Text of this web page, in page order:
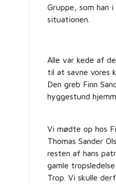
Gruppe, som
situationen.
Alle var kede af
til at savne vores
Den greb Finn
hyggestund
Vi mødte op hos
Thomas Sander
resten af hans
gamle
Trop. Vi skulle